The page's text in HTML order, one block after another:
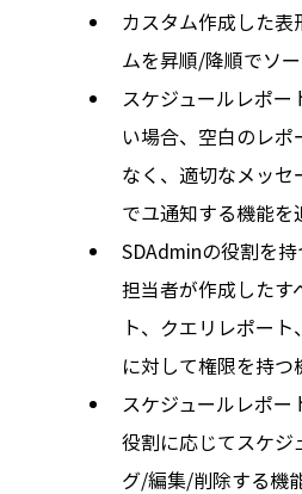
カスタム作成した表
ムを昇順/降順でソ
スケジュールレポ
い場合、空白のレ
なく、適切なメッ
でユ通知する機能を
SDAdminの役割を
担当者が作成したす
ト、クエリレポー
に対して権限を持つ
スケジュールレポー
役割に応じてスケジ
グ/編集/削除する機